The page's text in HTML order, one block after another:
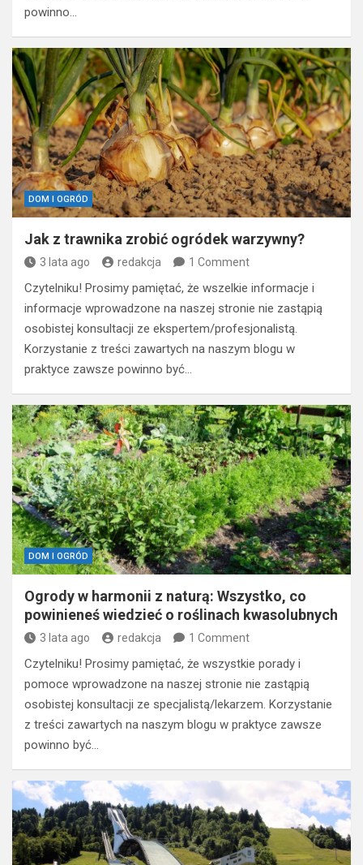
powinno…
DOM I OGRÓD
Jak z trawnika zrobić ogródek warzywny?
3 lata ago redakcja 1 Comment
Czytelniku! Prosimy pamiętać, że wszelkie informacje i
informacje wprowadzone na naszej stronie nie zastąpią
osobistej konsultacji ze ekspertem/profesjonalistą.
Korzystanie z treści zawartych na naszym blogu w
praktyce zawsze powinno być…
DOM I OGRÓD
Ogrody w harmonii z naturą: Wszystko, co
powinieneś wiedzieć o roślinach kwasolubnych
3 lata ago redakcja 1 Comment
Czytelniku! Prosimy pamiętać, że wszystkie porady i
pomoce wprowadzone na naszej stronie nie zastąpią
osobistej konsultacji ze specjalistą/lekarzem. Korzystanie
z treści zawartych na naszym blogu w praktyce zawsze
powinno być…